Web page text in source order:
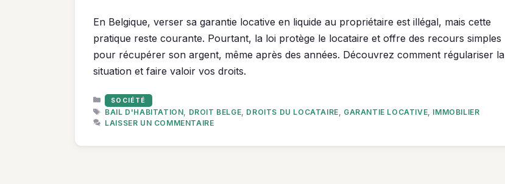
En Belgique, verser sa garantie locative en liquide au propriétaire est illégal, mais cette
pratique reste courante. Pourtant, la loi protège le locataire et offre des recours simples
pour récupérer son argent, même après des années. Découvrez comment régulariser la
situation et faire valoir vos droits.
CATÉGORIES
SOCIÉTÉ
ÉTIQUETTES
BAIL D'HABITATION DROIT BELGE DROITS DU LOCATAIRE GARANTIE LOCATIVE IMMOBILIER
LAISSER UN COMMENTAIRE